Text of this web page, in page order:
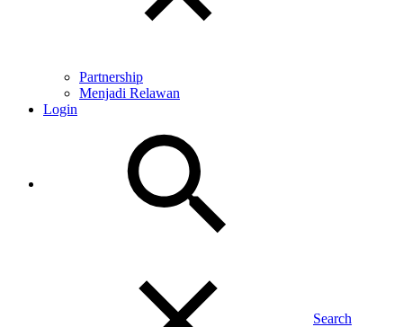
Partnership
Menjadi Relawan
Login
Search